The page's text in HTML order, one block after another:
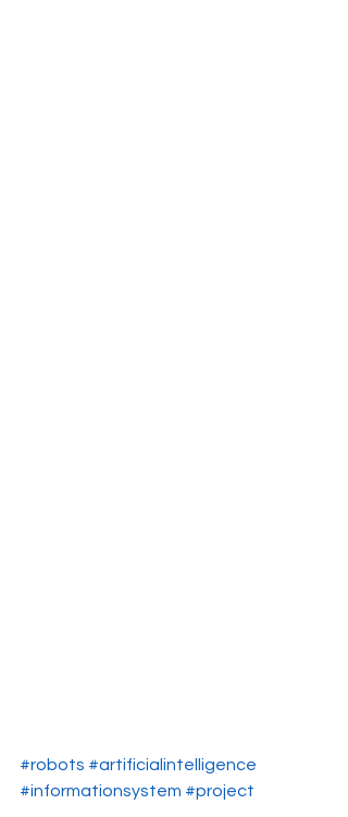
#robots #artificialintelligence
#informationsystem #project